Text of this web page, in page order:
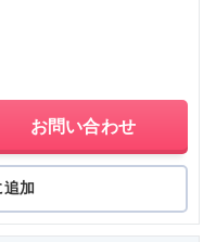
お問い合わせ
追加